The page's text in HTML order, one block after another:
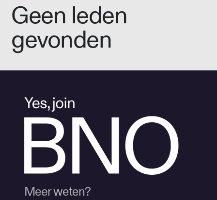
Geen leden
gevonden
Meer weten?